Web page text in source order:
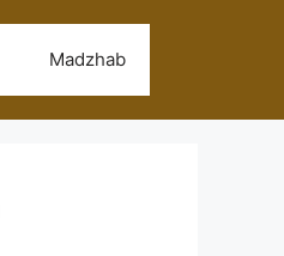
Madzhab